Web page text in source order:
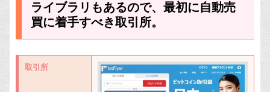
ライブラリもあるので、最初に自動売
買に着手すべき取引所。
取引所